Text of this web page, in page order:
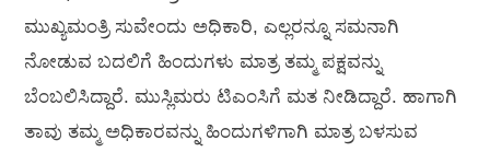
ಮುಖ್ಯಮಂತ್ರಿ ಸುವೇಂದು ಅಧಿಕಾರಿ, ಎಲ್ಲರನ್ನೂ ಸಮನಾಗಿ
ನೋಡುವ ಬದಲಿಗೆ ಹಿಂದುಗಳು ಮಾತ್ರ ತಮ್ಮ ಪಕ್ಷವನ್ನು
ಬೆಂಬಲಿಸಿದ್ದಾರೆ. ಮುಸ್ಲಿಮರು ಟಿಎಂಸಿಗೆ ಮತ ನೀಡಿದ್ದಾರೆ. ಹಾಗಾಗಿ
ತಾವು ತಮ್ಮ ಅಧಿಕಾರವನ್ನು ಹಿಂದುಗಳಿಗಾಗಿ ಮಾತ್ರ ಬಳಸುವ